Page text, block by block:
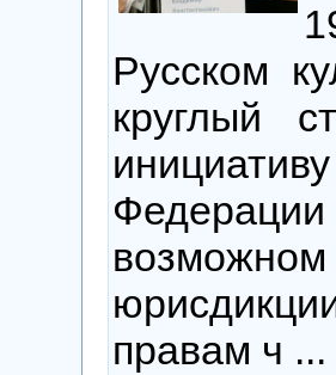
Русском
круглый
правам ч ...